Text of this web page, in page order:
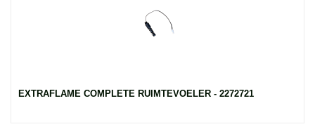
EXTRAFLAME COMPLETE RUIMTEVOELER - 2272721